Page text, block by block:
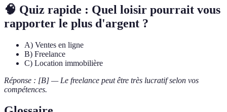
🧠 Quiz rapide : Quel loisir pourrait vous
rapporter le plus d'argent ?
A) Ventes en ligne
B) Freelance
C) Location immobilière
Réponse : [B] — Le freelance peut être très lucratif selon vos
compétences.